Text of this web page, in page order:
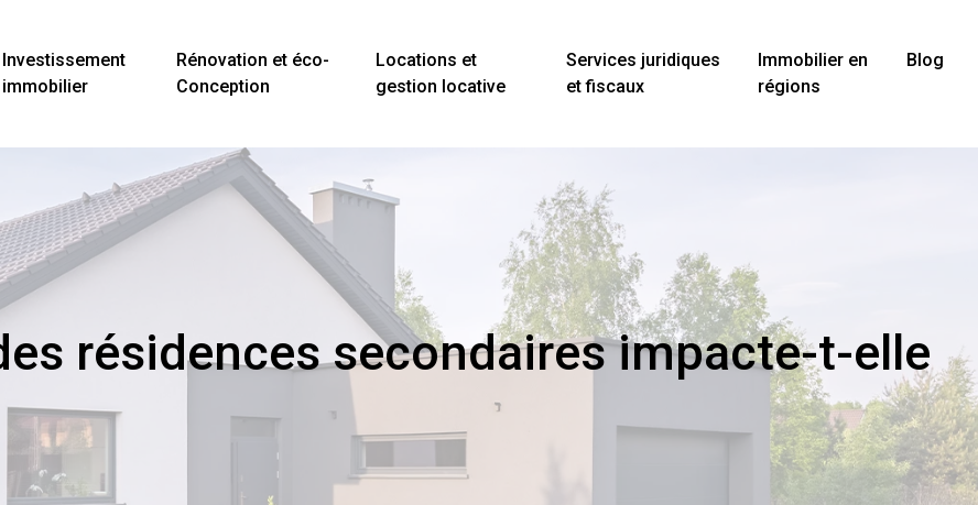
Investissement
immobilier
Rénovation et éco-
Conception
Locations et
gestion locative
Services juridiques
et fiscaux
Immobilier en
régions
Blog
résidences secondaires impacte-t-elle